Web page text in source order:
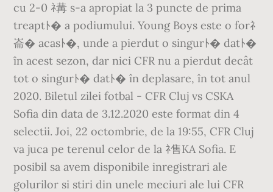
cu 2-0 ﾈ冓 s-a apropiat la 3 puncte de prima
treaptﾄ� a podiumului. Young Boys este o forﾈ
崙� acasﾄ�, unde a pierdut o singurﾄ� datﾄ�
în acest sezon, dar nici CFR nu a pierdut decât
tot o singurﾄ� datﾄ� în deplasare, în tot anul
2020. Biletul zilei fotbal - CFR Cluj vs CSKA
Sofia din data de 3.12.2020 este format din 4
selectii. Joi, 22 octombrie, de la 19:55, CFR Cluj
va juca pe terenul celor de la ﾈ售KA Sofia. E
posibil sa avem disponibile inregistrari ale
golurilor si stiri din unele meciuri ale lui CFR